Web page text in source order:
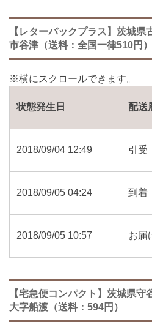
【レターパックプラス】茨城
市谷津（送料：全国一律510円）
状態発生日 配送
2018/09/04 12:49 引受
2018/09/05 04:24 到着
2018/09/05 10:57 お届
【宅急便コンパクト】茨城県
大字船渡（送料：594円）